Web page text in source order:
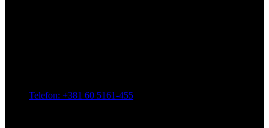
Telefon: +381 60 5161-455